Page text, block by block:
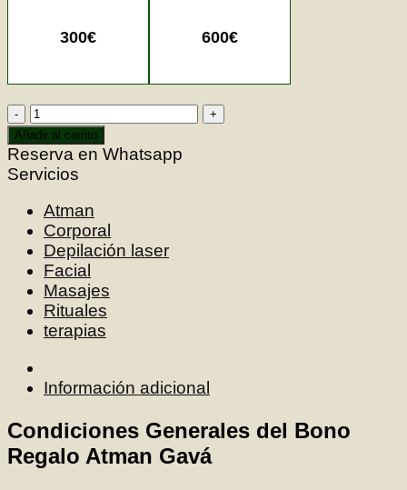
300€ 600€
Bono
Regalo
-
Healthy
Atman
cantidad
Añadir al carrito
Reserva en Whatsapp
Servicios
Atman
Corporal
Depilación laser
Facial
Masajes
Rituales
terapias
Información adicional
Condiciones Generales del Bono
Regalo Atman Gavá